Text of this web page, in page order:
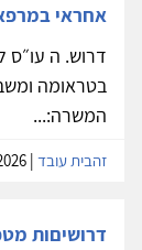
אחראי
דרוש. ה עו״ס
בטראומה
המשרה:...
זהבית עובד
דרושיםות